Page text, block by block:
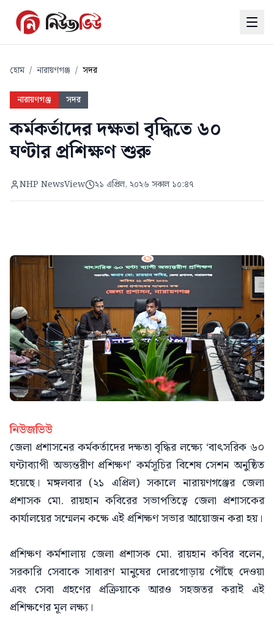
হোম / নারায়ণগঞ্জ / সদর
নারায়ণগঞ্জ সদর
কর্মকর্তাদের দক্ষতা বৃদ্ধিতে ৬০
ঘণ্টার প্রশিক্ষণ শুরু
NHP NewsView ২১ এপ্রিল, ২০২৬ সকাল ১০:৪৭
নিউজভিউ
জেলা প্রশাসনের কর্মকর্তাদের দক্ষতা বৃদ্ধির লক্ষ্যে ‘বাৎসরিক ৬০
ঘণ্টাব্যাপী অভ্যন্তরীণ প্রশিক্ষণ’ কর্মসূচির বিশেষ সেশন অনুষ্ঠিত
হয়েছে। মঙ্গলবার (২১ এপ্রিল) সকালে নারায়ণগঞ্জের জেলা
প্রশাসক মো. রায়হান কবিরের সভাপতিত্বে জেলা প্রশাসকের
কার্যালয়ের সম্মেলন কক্ষে এই প্রশিক্ষণ সভার আয়োজন করা হয়।
প্রশিক্ষণ কর্মশালায় জেলা প্রশাসক মো. রায়হান কবির বলেন,
সরকারি সেবাকে সাধারণ মানুষের দোরগোড়ায় পৌঁছে দেওয়া
এবং সেবা গ্রহণের প্রক্রিয়াকে আরও সহজতর করাই এই
প্রশিক্ষণের মূল লক্ষ্য।